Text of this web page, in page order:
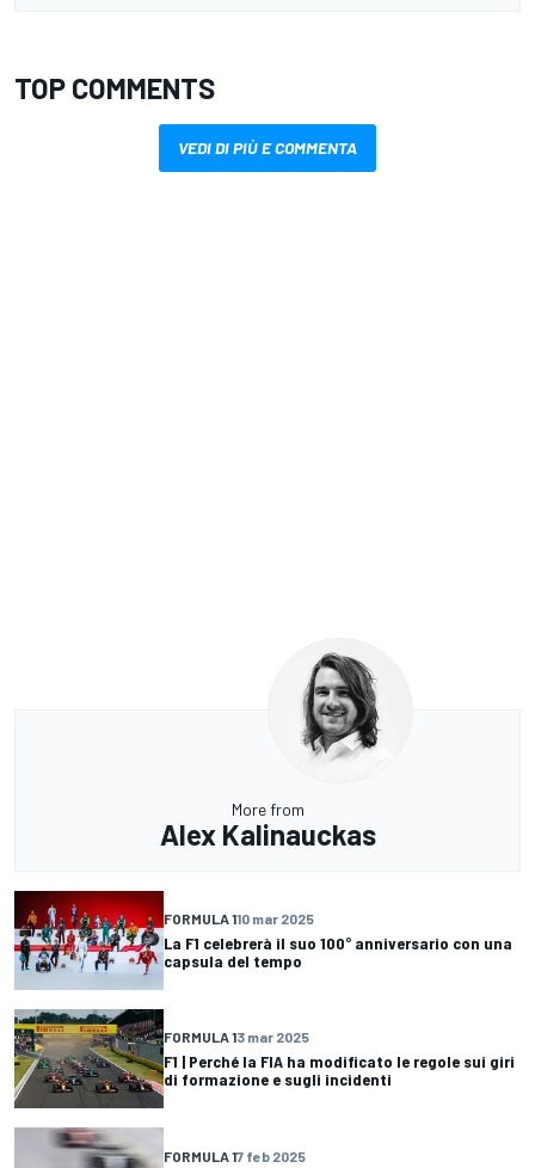
TOP COMMENTS
VEDI DI PIÙ E COMMENTA
More from
Alex Kalinauckas
FORMULA 110 mar 2025
La F1 celebrerà il suo 100° anniversario con una
capsula del tempo
FORMULA 13 mar 2025
F1 | Perché la FIA ha modificato le regole sui giri
di formazione e sugli incidenti
FORMULA 17 feb 2025